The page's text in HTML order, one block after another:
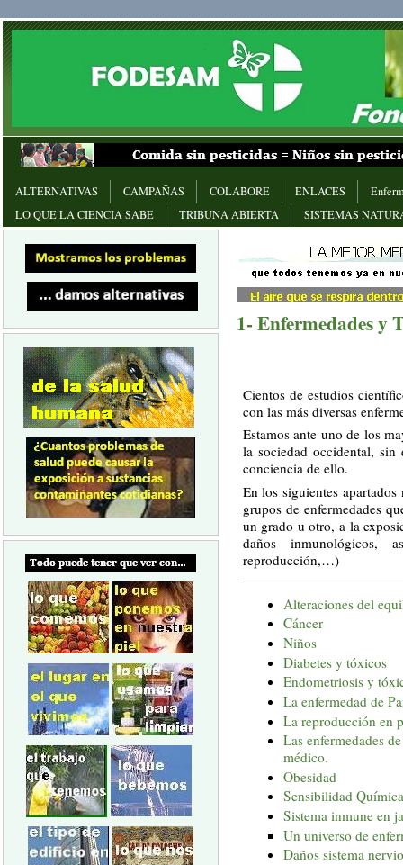
ALTERNATIVAS CAMPAÑAS COLABORE ENLACES
LO QUE LA CIENCIA SABE
TRIBUNA ABIERTA SISTEMAS
1- Enfermedades y
Cientos de estudios
con las más diversas
Estamos ante uno de los
la sociedad occidental,
conciencia de ello.
En los siguientes
grupos de enfermedades
un grado u otro, a la
daños inmunológicos,
reproducción,…)
Alteraciones del
Cáncer
Niños
Diabetes y tóxicos
Endometriosis y
La enfermedad de
La reproducción en
Las enfermedades
médico.
Obesidad
Sensibilidad
Sistema inmune en
Un universo de
Daños sistema